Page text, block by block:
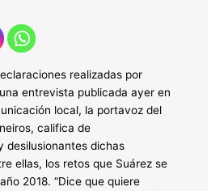
realizadas por
entrevista publicada ayer en
local, la portavoz del
califica de
desilusionantes dichas
ellas, los retos que Suárez se
2018. “Dice que quiere